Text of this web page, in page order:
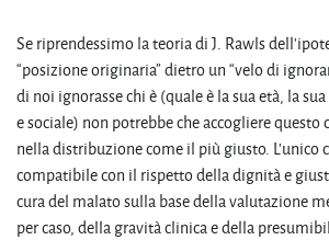
Se riprendessimo la teoria di J. Rawls
“posizione originaria” dietro un “velo di
di noi ignorasse chi è (quale è la sua età, la
e sociale) non potrebbe che accogliere
nella distribuzione come il più giusto. L’unico
compatibile con il rispetto della dignità e
cura del malato sulla base della valutazione
per caso, della gravità clinica e della